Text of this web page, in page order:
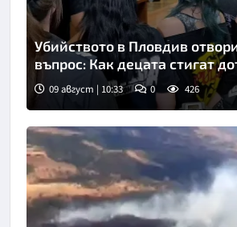
Снимка: БТА
Убийството в Пловдив
въпрос: Как децата стигат
09 август | 10:33 0 426